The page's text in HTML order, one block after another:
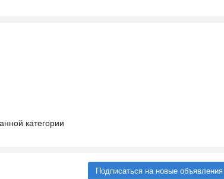
категории
Подписаться на новые объявления